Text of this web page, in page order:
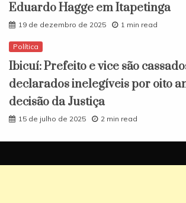
Eduardo Hagge em Itapetinga
19 de dezembro de 2025 1 min read
Política
Ibicuí: Prefeito e vice são
declarados inelegíveis por oito
decisão da Justiça
15 de julho de 2025 2 min read